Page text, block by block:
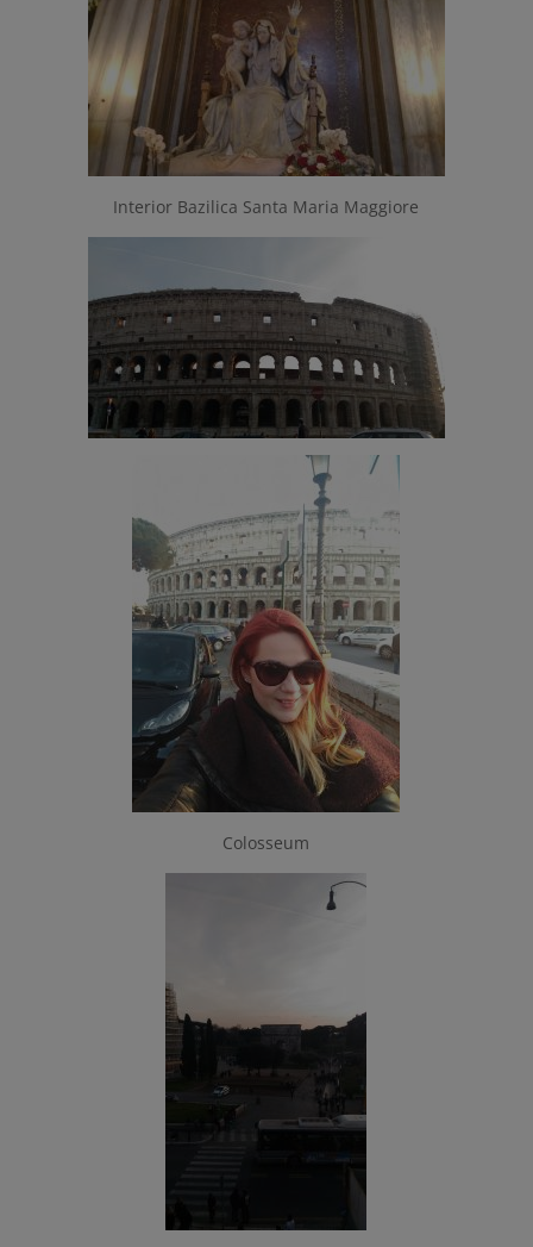
Interior Bazilica Santa Maria Maggiore
Colosseum